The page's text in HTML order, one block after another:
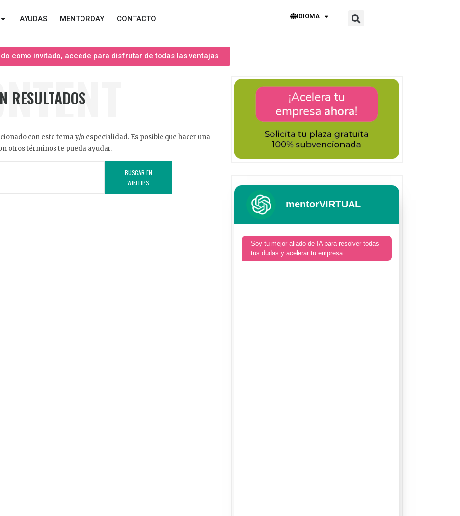
AYUDAS MENTORDAY CONTACTO IDIOMA
como invitado, accede para disfrutar de todas las ventajas
RESULTADOS
con este tema y/o especialidad. Es posible que hacer una
otros términos te pueda ayudar.
BUSCAR EN
WIKITIPS
mentorVIRTUAL
Soy tu mejor aliado de IA para resolver todas
tus dudas y acelerar tu empresa